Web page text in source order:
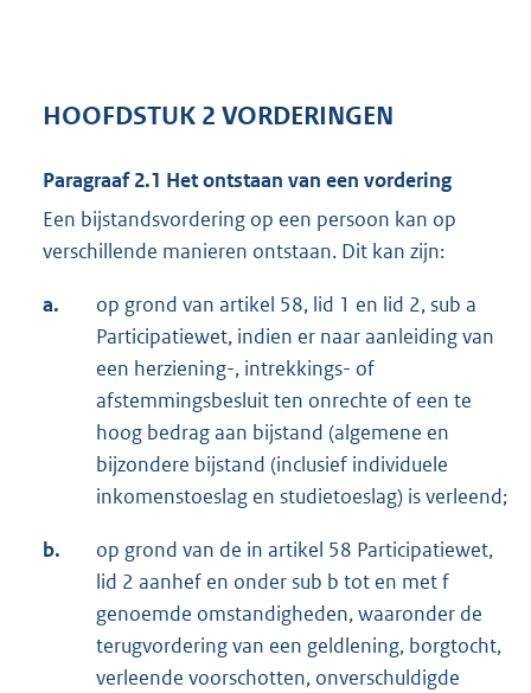
HOOFDSTUK 2 VORDERINGEN
Paragraaf 2.1 Het ontstaan van een vordering
Een bijstandsvordering op een persoon kan op
verschillende manieren ontstaan. Dit kan zijn:
a.
op grond van artikel 58, lid 1 en lid 2, sub a
Participatiewet, indien er naar aanleiding van
een herziening-, intrekkings- of
afstemmingsbesluit ten onrechte of een te
hoog bedrag aan bijstand (algemene en
bijzondere bijstand (inclusief individuele
inkomenstoeslag en studietoeslag) is verleend;
b.
op grond van de in artikel 58 Participatiewet,
lid 2 aanhef en onder sub b tot en met f
genoemde omstandigheden, waaronder de
terugvordering van een geldlening, borgtocht,
verleende voorschotten, onverschuldigde